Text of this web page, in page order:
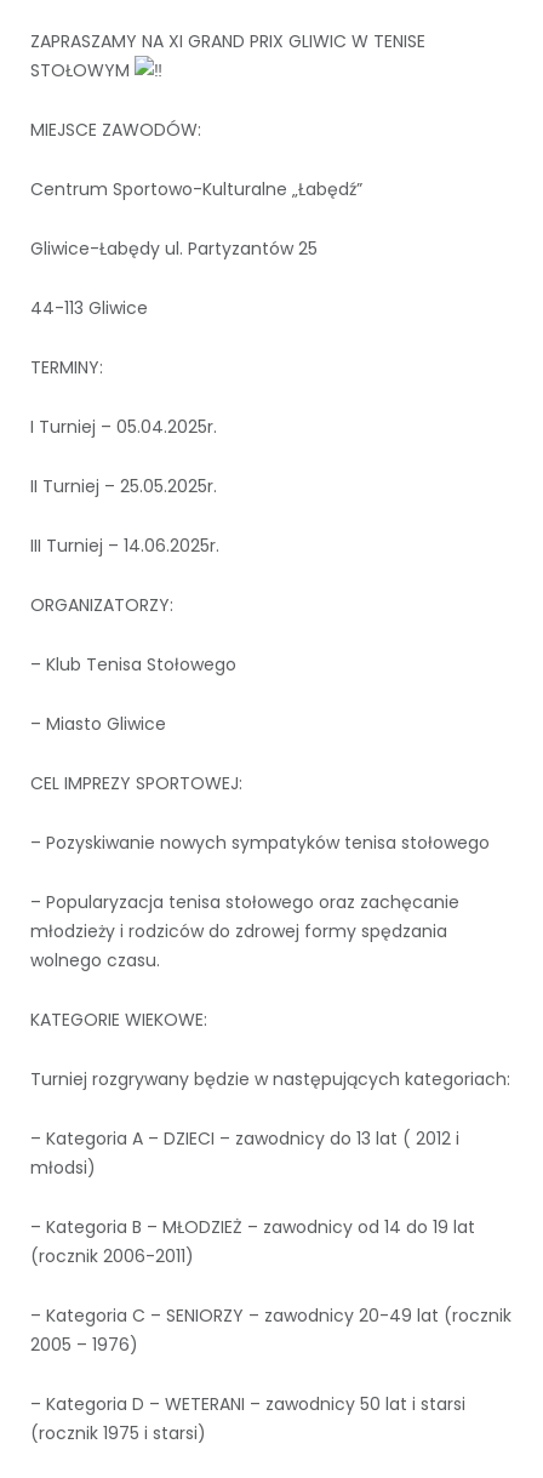
ZAPRASZAMY NA XI GRAND PRIX GLIWIC W TENISE
STOŁOWYM
MIEJSCE ZAWODÓW:
Centrum Sportowo-Kulturalne „Łabędź”
Gliwice-Łabędy ul. Partyzantów 25
44-113 Gliwice
TERMINY:
I Turniej – 05.04.2025r.
II Turniej – 25.05.2025r.
III Turniej – 14.06.2025r.
ORGANIZATORZY:
– Klub Tenisa Stołowego
– Miasto Gliwice
CEL IMPREZY SPORTOWEJ:
– Pozyskiwanie nowych sympatyków tenisa stołowego
– Popularyzacja tenisa stołowego oraz zachęcanie
młodzieży i rodziców do zdrowej formy spędzania
wolnego czasu.
KATEGORIE WIEKOWE:
Turniej rozgrywany będzie w następujących kategoriach:
– Kategoria A – DZIECI – zawodnicy do 13 lat ( 2012 i
młodsi)
– Kategoria B – MŁODZIEŻ – zawodnicy od 14 do 19 lat
(rocznik 2006-2011)
– Kategoria C – SENIORZY – zawodnicy 20-49 lat (rocznik
2005 – 1976)
– Kategoria D – WETERANI – zawodnicy 50 lat i starsi
(rocznik 1975 i starsi)